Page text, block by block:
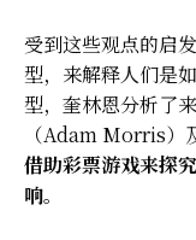
受到这些观点的启
型，来解释人们是
型，奎林恩分析了
（Adam Morris）
借助彩票游戏来探
响。